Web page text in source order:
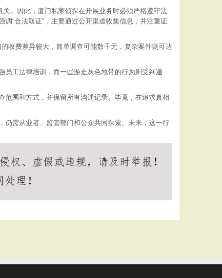
。因此，厦门私家侦探在开展业务时必须严格遵守法
“合法取证”，主要通过公开渠道收集信息，并注重证
收费差异较大，简单调查可能数千元，复杂案件则可达
员工法律培训，而一些游走灰色地带的行为则受到遏
范围和方式，并保留所有沟通记录。毕竟，在追求真相
仍需从业者、监管部门和公众共同探索。未来，这一行